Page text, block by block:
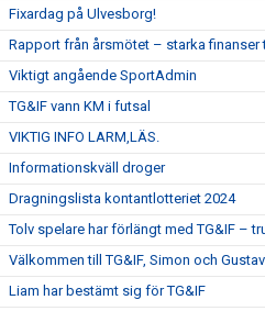
Fixardag på Ulvesborg!
Rapport från årsmötet – starka finanser
Viktigt angående SportAdmin
TG&IF vann KM i futsal
VIKTIG INFO LARM,LÄS.
Informationskväll droger
Dragningslista kontantlotteriet 2024
Tolv spelare har förlängt med TG&IF –
Välkommen till TG&IF, Simon och
Liam har bestämt sig för TG&IF